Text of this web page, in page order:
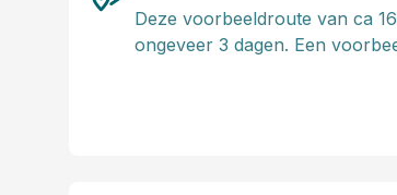
Deze voorbeeldroute van ca
ongeveer 3 dagen. Een